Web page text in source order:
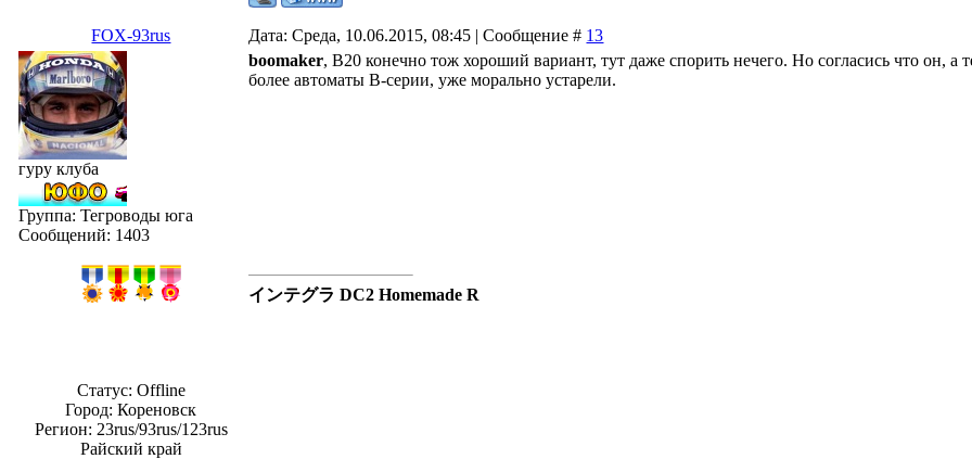
FOX-93rus Дата: Среда, 10.06.2015, 08:45 | Сообщение # 13
гуру клуба
Группа: Тегроводы юга
Сообщений: 1403
Статус: Offline
Город: Кореновск
Регион: 23rus/93rus/123rus
Райский край
boomaker, B20 конечно тож хороший вариант, тут даже спорить нечего. Но согласись что он, а
более автоматы В-серии, уже морально устарели.
インテグラ DC2 Homemade R